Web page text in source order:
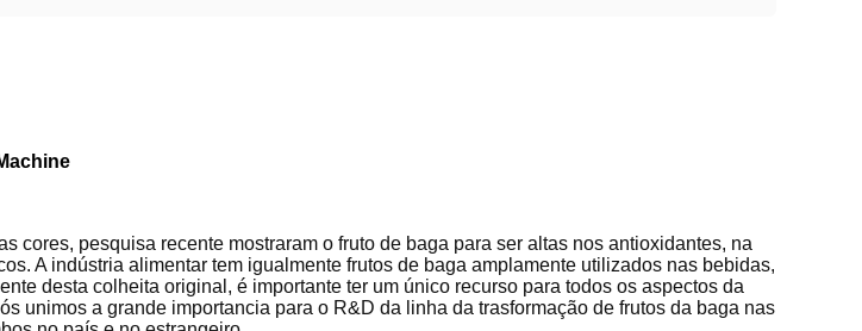
cores, pesquisa recente mostraram o fruto de baga para ser altas nos antioxidantes, na
A indústria alimentar tem igualmente frutos de baga amplamente utilizados nas bebidas,
desta colheita original, é importante ter um único recurso para todos os aspectos da
unimos a grande importancia para o R&D da linha da trasformação de frutos da baga nas